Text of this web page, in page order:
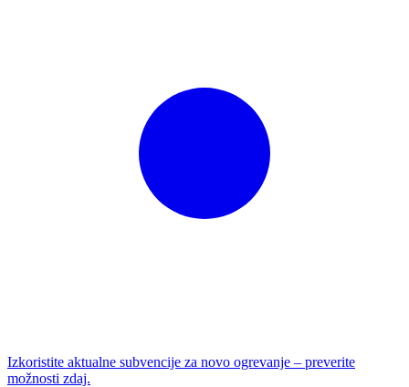
Izkoristite aktualne subvencije za novo ogrevanje – preverite
možnosti zdaj.